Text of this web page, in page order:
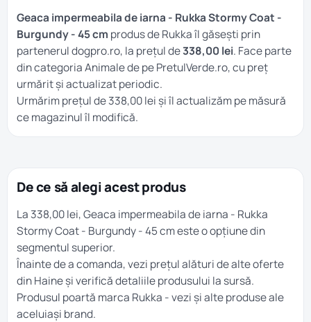
Geaca impermeabila de iarna - Rukka Stormy Coat -
Burgundy - 45 cm produs de Rukka îl găsești prin
partenerul dogpro.ro, la prețul de338,00 lei. Face parte
din categoriaAnimalede pe PretulVerde.ro, cu preț
urmărit și actualizat periodic.
Urmărim prețul de 338,00 lei și îl actualizăm pe măsură
ce magazinul îl modifică.
De ce să alegi acest produs
La 338,00 lei, Geaca impermeabila de iarna - Rukka
Stormy Coat - Burgundy - 45 cm este o opțiune din
segmentul superior.
Înainte de a comanda, vezi prețul alături de alte oferte
dinHaineși verifică detaliile produsului la sursă.
Produsul poartă marca Rukka - vezi și alte produse ale
aceluiași brand.